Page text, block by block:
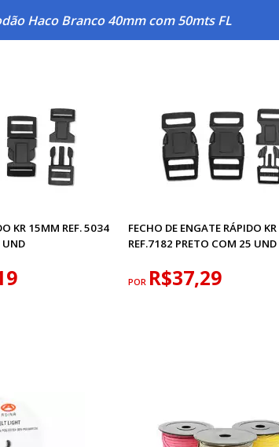
Haco Branco 40mm com 50mts FL
KR 15MM REF. 5034
UND
FECHO DE ENGATE RÁPIDO
REF.7182 PRETO COM 25 UND
POR R$37,29